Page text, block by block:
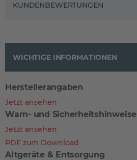
KUNDENBEWERTUNGEN
WICHTIGE INFORMATIONEN
Herstellerangaben
Jetzt ansehen
Warn- und Sicherheitshinweise
Jetzt ansehen
PDF zum Download
Altgeräte & Entsorgung